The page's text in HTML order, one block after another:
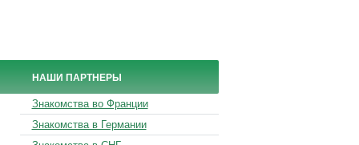
НАШИ ПАРТНЕРЫ
Знакомства во Франции
Знакомства в Германии